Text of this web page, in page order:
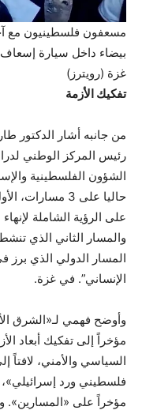
مسعفون فلسطينيون مع
بيضاء داخل سيارة
غزة (رويترز)
تفكيك الأزمة
من جانبه أشار الدكتور
رئيس المركز الوطني
الشؤون الفلسطينية
حاليا على 3
على الرؤية الشاملة
والمسار الثاني الذي
المسار الدولي الذي برز
الإنساني”. في غزة.
وأوضح فهمي لـ«الشرق
مؤخراً إلى تفكيك أبعاد
السياسي والأمني، لافتاً
فلسطيني ورد
مؤخراً على «المسارين».